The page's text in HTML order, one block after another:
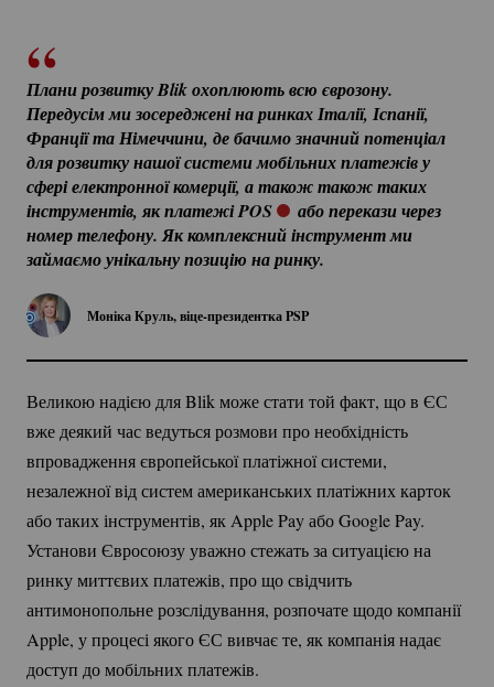
Моніка Круль,віце-президенткаPSP
Плани розвитку Blik охоплюють всю єврозону.
Передусім ми зосереджені на ринках Італії, Іспанії,
Франції та Німеччини, де бачимо значний потенціал
для розвитку нашої системи мобільних платежів у
сфері електронної комерції, а також також таких
інструментів, як платежі POS
або перекази через
номер телефону. Як комплексний інструмент ми
займаємо унікальну позицію на ринку.
Великою надією для Blik може стати той факт, що в ЄС
вже деякий час ведуться розмови про необхідність
впровадження європейської платіжної системи,
незалежної від систем американських платіжних карток
або таких інструментів, як Apple Pay або Google Pay.
Установи Євросоюзу уважно стежать за ситуацією на
ринку миттєвих платежів, про що свідчить
антимонопольне розслідування, розпочате щодо компанії
Apple, у процесі якого ЄС вивчає те, як компанія надає
доступ до мобільних платежів.